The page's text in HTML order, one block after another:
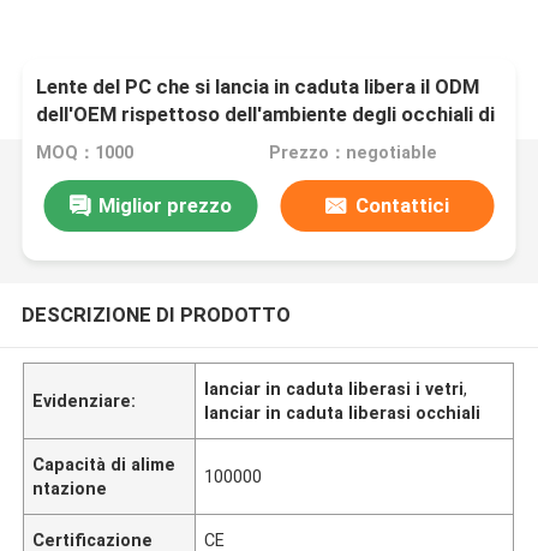
Lente del PC che si lancia in caduta libera il ODM
dell'OEM rispettoso dell'ambiente degli occhiali di
protezione accettabile
MOQ：1000 Prezzo：negotiable
Miglior prezzo Contattici
DESCRIZIONE DI PRODOTTO
Evidenziare:
lanciar in caduta liberasi i vetri,
lanciar in caduta liberasi occhiali
Capacità di alime
ntazione
100000
Certificazione CE